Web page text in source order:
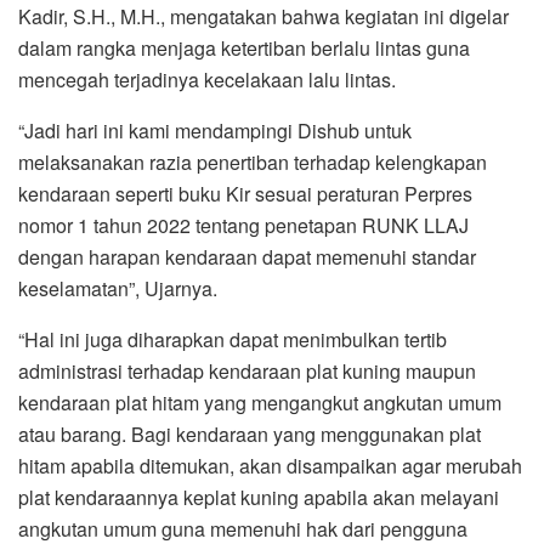
Kadir, S.H., M.H., mengatakan bahwa kegiatan ini digelar
dalam rangka menjaga ketertiban berlalu lintas guna
mencegah terjadinya kecelakaan lalu lintas.
“Jadi hari ini kami mendampingi Dishub untuk
melaksanakan razia penertiban terhadap kelengkapan
kendaraan seperti buku Kir sesuai peraturan Perpres
nomor 1 tahun 2022 tentang penetapan RUNK LLAJ
dengan harapan kendaraan dapat memenuhi standar
keselamatan”, Ujarnya.
“Hal ini juga diharapkan dapat menimbulkan tertib
administrasi terhadap kendaraan plat kuning maupun
kendaraan plat hitam yang mengangkut angkutan umum
atau barang. Bagi kendaraan yang menggunakan plat
hitam apabila ditemukan, akan disampaikan agar merubah
plat kendaraannya keplat kuning apabila akan melayani
angkutan umum guna memenuhi hak dari pengguna